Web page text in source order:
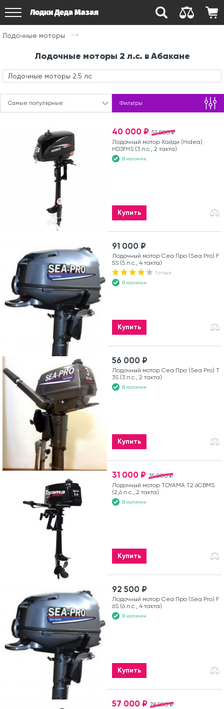
Лодки Деда Мазая
Лодочные моторы
Лодочные моторы 2 л.с. в Абакане
Лодочные моторы 2.5 лс
Самые популярные Фильтры
57 500 ₽
40 000 ₽
Лодочный мотор Хайди (Hidea)
HD3FHS (3 л.с., 2 такта)
В наличии
Купить
91 000 ₽
Лодочный мотор Сеа Про (Sea Pro) F
5S (5 л.с., 4 такта)
1 отзыв
В наличии
Купить
56 000 ₽
Лодочный мотор Сеа Про (Sea Pro) Т
3S (3 л.с., 2 такта)
В наличии
Купить
35 000 ₽
31 000 ₽
Лодочный мотор TOYAMA T2.6CBMS
(2,6 л.с., 2 такта)
В наличии
Купить
92 500 ₽
Лодочный мотор Сеа Про (Sea Pro) F
6S (6 л.с., 4 такта)
В наличии
Купить
78 500 ₽
57 000 ₽